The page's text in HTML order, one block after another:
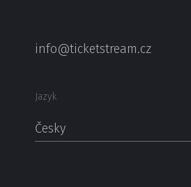
info@ticketstream.cz
Jazyk
Česky